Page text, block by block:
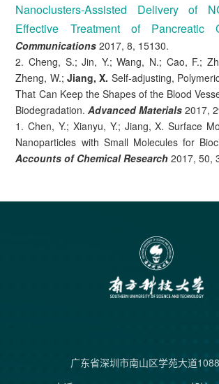
Nanoclusters-Assisted Delivery of
Effective Treatment of Pancreatic
Communications2017, 8, 15130.
2. Cheng, S.; Jin, Y.; Wang, N.; Cao, F.;
Zheng, W.;Jiang, X. Self‐adjusting,
That Can Keep the Shapes of the Blood
Biodegradation. Advanced Materials 2017,
1. Chen, Y.; Xianyu, Y.; Jiang, X. Surface
Nanoparticles with Small Molecules for
Accounts of Chemical Research 2017, 50,
广东省深圳市南山区学苑大道